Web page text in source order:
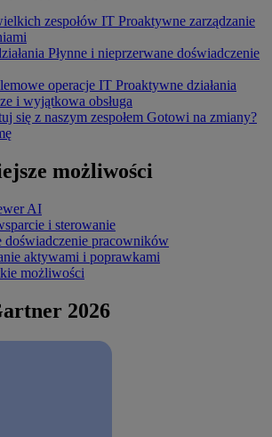
zespołów IT Proaktywne zarządzanie
Płynne i nieprzerwane doświadczenie
operacje IT Proaktywne działania
i wyjątkowa obsługa
się z naszym zespołem Gotowi na zmiany?
możliwości
AI
i sterowanie
doświadczenie pracowników
aktywami i poprawkami
możliwości
2026